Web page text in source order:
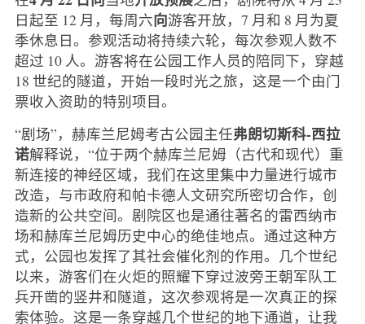
日起至 12 月，每周六向游客开放，7 月和 8 月为夏
季休息日。参观活动将持续六轮，每次参观人数不
超过 10 人。游客将在公园工作人员的陪同下，穿越
18 世纪的隧道，开始一段时光之旅，这是一个由门
票收入资助的特别项目。
“剧场”，赫库兰尼姆考古公园主任弗朗切斯科-西拉
诺解释说，“位于两个赫库兰尼姆（古代和现代）重
新连接的神经区域，我们在这里集中力量进行城市
改造，与市政府和帕卡德人文研究所密切合作，创
造新的公共空间。剧院区也是通往著名的雷西纳市
场和赫库兰尼姆历史中心的绝佳地点。通过这种方
式，公园也发挥了其社会催化剂的作用。几个世纪
以来，游客们在火炬的照耀下穿过波旁王朝军队工
兵开凿的竖井和隧道，这次参观将是一次真正的探
索体验。这是一条穿越几个世纪的地下通道，让我